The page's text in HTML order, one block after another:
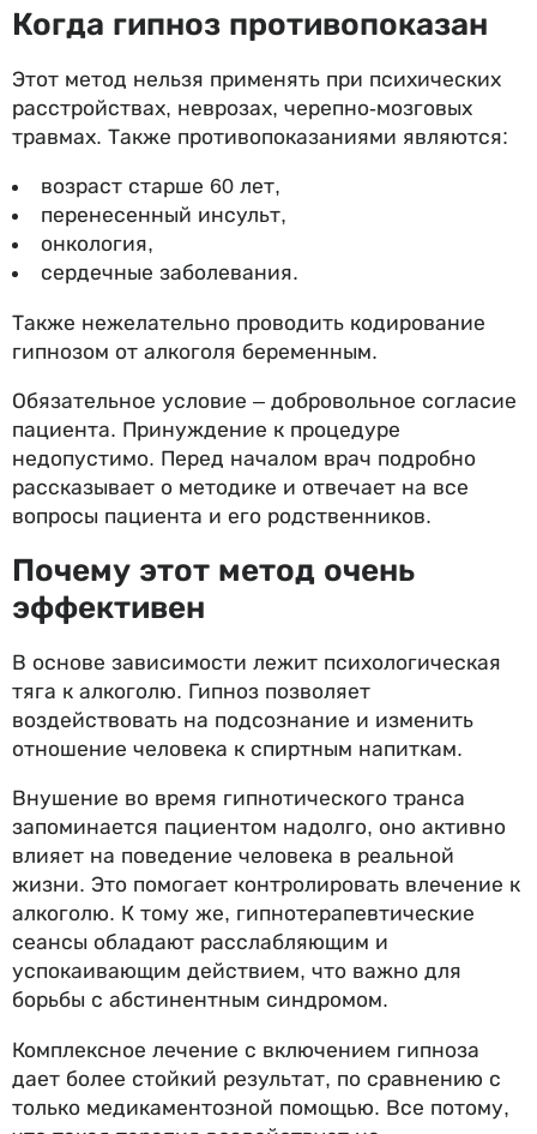
Когда гипноз противопоказан
Этот метод нельзя применять при психических
расстройствах, неврозах, черепно-мозговых
травмах. Также противопоказаниями являются:
возраст старше 60 лет,
перенесенный инсульт,
онкология,
сердечные заболевания.
Также нежелательно проводить кодирование
гипнозом от алкоголя беременным.
Обязательное условие – добровольное согласие
пациента. Принуждение к процедуре
недопустимо. Перед началом врач подробно
рассказывает о методике и отвечает на все
вопросы пациента и его родственников.
Почему этот метод очень
эффективен
В основе зависимости лежит психологическая
тяга к алкоголю. Гипноз позволяет
воздействовать на подсознание и изменить
отношение человека к спиртным напиткам.
Внушение во время гипнотического транса
запоминается пациентом надолго, оно активно
влияет на поведение человека в реальной
жизни. Это помогает контролировать влечение к
алкоголю. К тому же, гипнотерапевтические
сеансы обладают расслабляющим и
успокаивающим действием, что важно для
борьбы с абстинентным синдромом.
Комплексное лечение с включением гипноза
дает более стойкий результат, по сравнению с
только медикаментозной помощью. Все потому,